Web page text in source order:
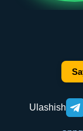
Ulashish